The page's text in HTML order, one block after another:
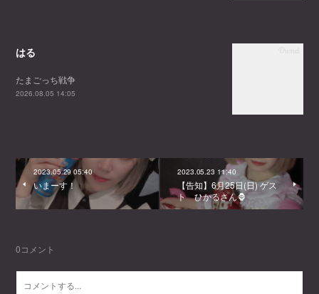
はる
たまごっち戦争
2026.08.05 14:05
2023.05.29 05:40
いまーす！
2023.05.23 11:40
【告知】6月25日(日) ゲス
ト ひかるさん🦍
0コメント